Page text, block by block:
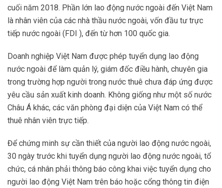
cuối năm 2018. Phần lớn lao động nước ngoài đến Việt Nam
là nhân viên của các nhà thầu nước ngoài, vốn đầu tư trực
tiếp nước ngoài (FDI ), đến từ hơn 100 quốc gia.
Doanh nghiệp Việt Nam được phép tuyển dụng lao động
nước ngoài để làm quản lý, giám đốc điều hành, chuyên gia
trong trường hợp người trong nước thuê chưa đáp ứng được
yêu cầu sản xuất kinh doanh. Không giống như một số nước
Châu Á khác, các văn phòng đại diện của Việt Nam có thể
thuê nhân viên trực tiếp.
Để chứng minh sự cần thiết của người lao động nước ngoài,
30 ngày trước khi tuyển dụng người lao động nước ngoài, tổ
chức, cá nhân phải thông báo công khai việc tuyển dụng cho
người lao động Việt Nam trên báo hoặc cổng thông tin điện